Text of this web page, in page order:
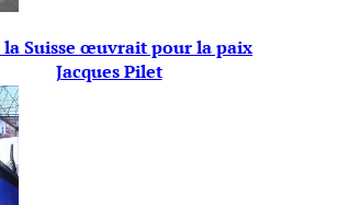
la Suisse œuvrait pour la paix
Jacques Pilet